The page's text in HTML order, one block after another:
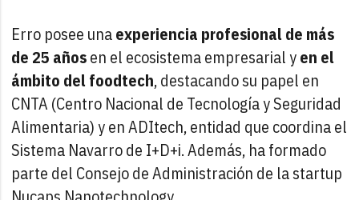
Erro posee unaexperiencia profesional de más
de 25 añosen el ecosistema empresarial yen el
ámbito del foodtech, destacando su papel en
CNTA (Centro Nacional de Tecnología y Seguridad
Alimentaria) y en ADItech, entidad que coordina el
Sistema Navarro de I+D+i. Además, ha formado
parte del Consejo de Administración de la startup